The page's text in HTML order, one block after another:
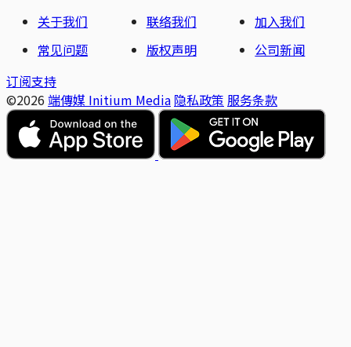
关于我们
联络我们
加入我们
常见问题
版权声明
公司新闻
订阅支持
©2026 端傳媒 Initium Media 隐私政策 服务条款